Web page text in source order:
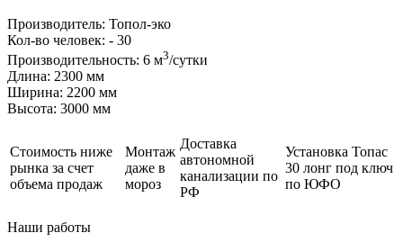
Производитель: Топол-эко
Кол-во человек: - 30
Производительность: 6 м3/сутки
Длина: 2300 мм
Ширина: 2200 мм
Высота: 3000 мм
Стоимость ниже
рынка за счет
объема продаж
Монтаж
даже в
мороз
Доставка
автономной
канализации по
РФ
Установка Топас
30 лонг под ключ
по ЮФО
Наши работы